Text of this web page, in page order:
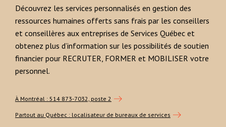
Découvrez les services personnalisés en gestion des
ressources humaines offerts sans frais par les conseillers
et conseillères aux entreprises de Services Québec et
obtenez plus d’information sur les possibilités de soutien
financier pour RECRUTER, FORMER et MOBILISER votre
personnel.
À Montréal : 514 873-7032, poste 2
Partout au Québec : localisateur de bureaux de services